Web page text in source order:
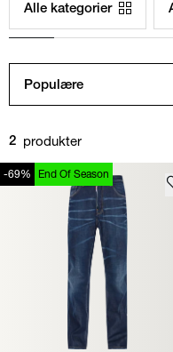
Alle kategorier
Populære
2 produkter
-69% End Of Season